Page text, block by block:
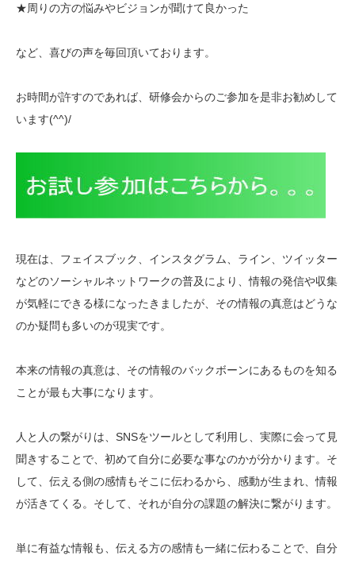
★周りの方の悩みやビジョンが聞けて良かった
など、喜びの声を毎回頂いております。
お時間が許すのであれば、研修会からのご参加を是非お勧めして
います(^^)/
現在は、フェイスブック、インスタグラム、ライン、ツイ ッター
などのソーシャルネットワークの普及により、情報の発信や収集
が気軽にできる様になったきましたが、その情報の真意はどうな
のか疑問も多いのが現実です。
本来の情報の真意は、その情報のバックボーンにあるものを知る
ことが最も大事になります。
人と人の繋がりは、SNSをツールとして利用し、実際に会って見
聞きすることで、初めて自分に必要な事なのかが分かります。そ
して、伝える側の感情もそこに伝わるから
、感動が生まれ、情報
が活きてくる。そして、それが自分の課題の解決に繋がります。
単に有益な情報も、伝える方の感情も一緒に伝わることで 、自分